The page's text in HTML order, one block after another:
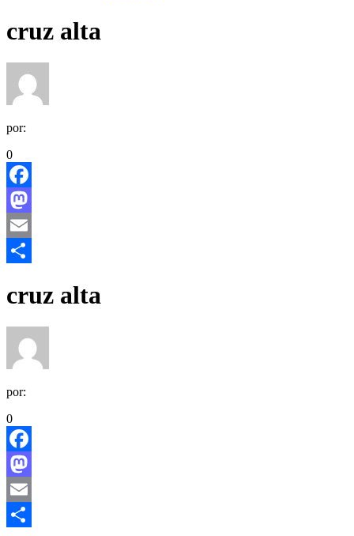
cruz alta
por:
0
Facebook
Mastodon
Email
cruz alta
por:
0
Facebook
Mastodon
Email